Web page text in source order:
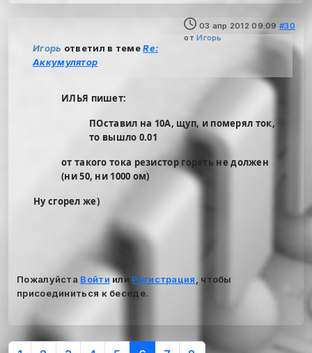
03 апр 2012 09:09 #30
отИгорь
Игорь ответил в темеRe:
Аккумулятор
ИЛЬЯ пишет:
ПОставил на 10А, щуп, и померял ток,
то вышло 0.01
от такого тока резистор гореть не должен
(ни 50, ни 1000 ом)
Ну сгорел же)
Пожалуйста Войтиили Регистрация
, чтобы
присоединиться к беседе.